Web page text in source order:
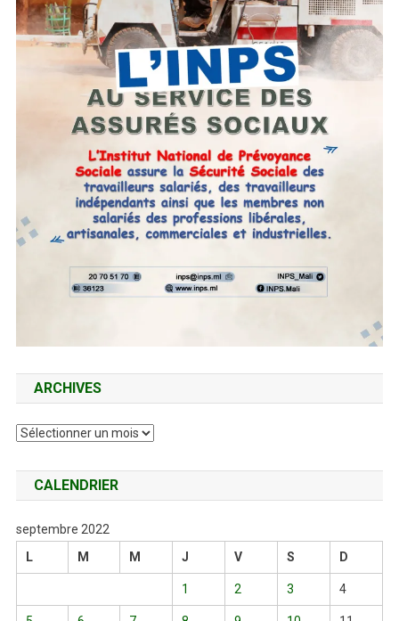
ARCHIVES
Archives
CALENDRIER
septembre 2022
L
M M J V S D
1 2 3 4